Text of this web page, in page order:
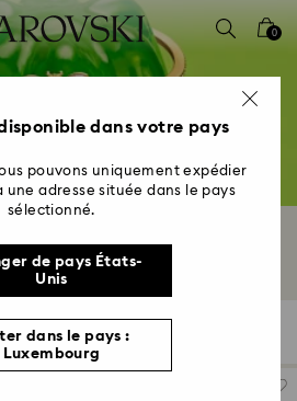
0
avec nos saisissants bracelets bleus.
Filtres
Filtres
dans votre pays
pouvons uniquement expédier
adresse située dans le pays
sélectionné.
de pays États-
Unis
dans le pays :
Luxembourg